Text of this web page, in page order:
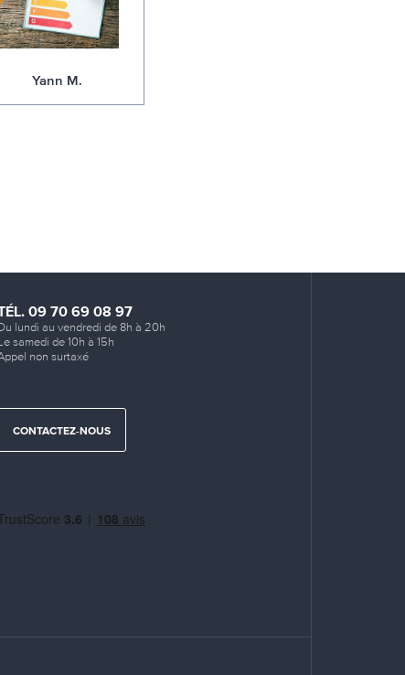
Yann M.
09 70 69 08 97
lundi au vendredi de 8h à 20h
samedi de 10h à 15h
non surtaxé
CONTACTEZ-NOUS